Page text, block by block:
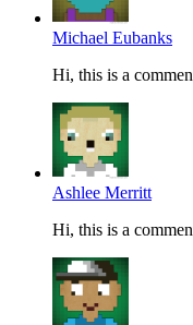
Michael Eubanks
Hi, this is a
Ashlee Merritt
Hi, this is a